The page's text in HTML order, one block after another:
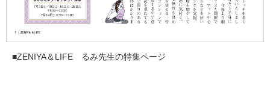
■ZENIYA＆LIFE るみ先生の特集ページ